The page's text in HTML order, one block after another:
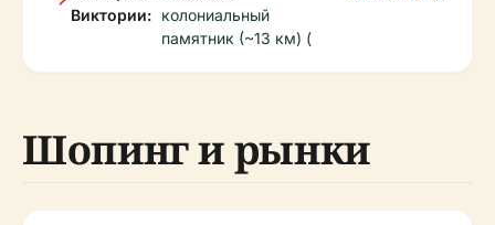
Виктории: колониальный
памятник (~13 км) (
Шопинг и рынки